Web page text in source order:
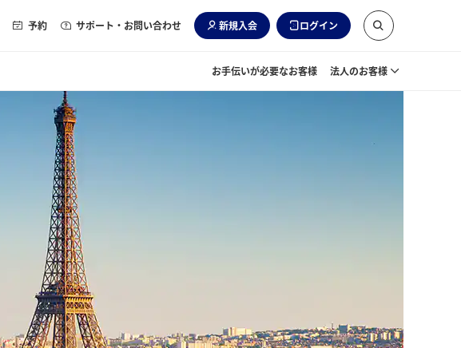
予約 サポート・お問い合わせ 新規入会 ログイン
お手伝いが必要なお客様 法人のお客様